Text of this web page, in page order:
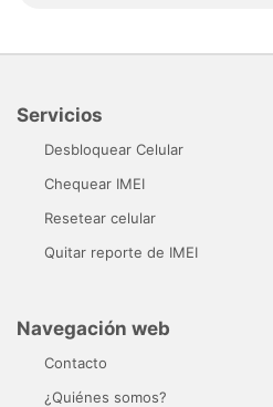
Servicios
Desbloquear Celular
Chequear IMEI
Resetear celular
Quitar reporte de IMEI
Navegación web
Contacto
¿Quiénes somos?